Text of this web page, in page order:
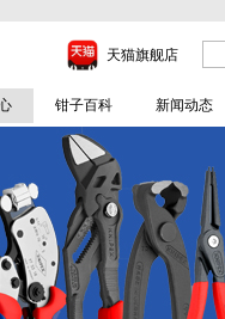
天猫旗舰店
钳子百科 新闻动态